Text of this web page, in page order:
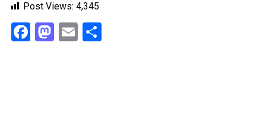
Post Views: 4,345
Facebook
Mastodon
Email